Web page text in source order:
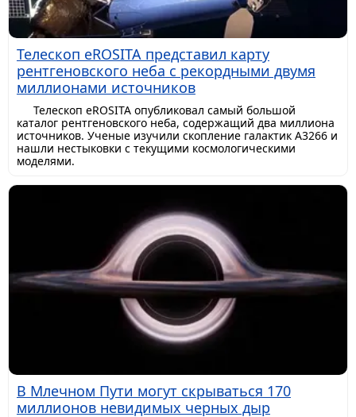
Телескоп eROSITA представил карту
рентгеновского неба с рекордными двумя
миллионами источников
Телескоп eROSITA опубликовал самый большой
каталог рентгеновского неба, содержащий два миллиона
источников. Ученые изучили скопление галактик A3266 и
нашли нестыковки с текущими космологическими
моделями.
В Млечном Пути могут скрываться 170
миллионов невидимых черных дыр